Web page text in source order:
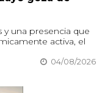
y una presencia que
activa, el
04/08/2026